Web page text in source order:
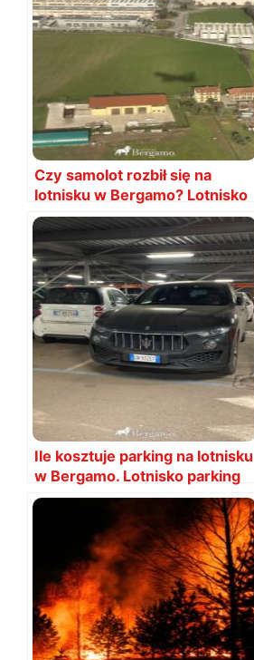
Czy samolot rozbił się na
lotnisku w Bergamo? Lotnisko
w Bergamo wypadek?
Ile kosztuje parking na lotnisku
w Bergamo. Lotnisko parking
cena